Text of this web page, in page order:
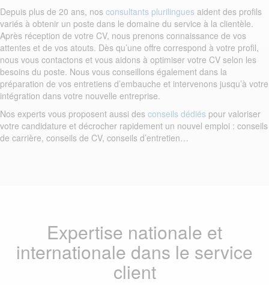
Depuis plus de 20 ans, nos consultants plurilingues aident des profils
variés à obtenir un poste dans le domaine du service à la clientèle.
Après réception de votre CV, nous prenons connaissance de vos
attentes et de vos atouts. Dès qu’une offre correspond à votre profil,
nous vous contactons et vous aidons à optimiser votre CV selon les
besoins du poste. Nous vous conseillons également dans la
préparation de vos entretiens d’embauche et intervenons jusqu’à votre
intégration dans votre nouvelle entreprise.
Nos experts vous proposent aussi des conseils dédiés pour valoriser
votre candidature et décrocher rapidement un nouvel emploi : conseils
de carrière, conseils de CV, conseils d’entretien…
Expertise nationale et
internationale dans le service
client